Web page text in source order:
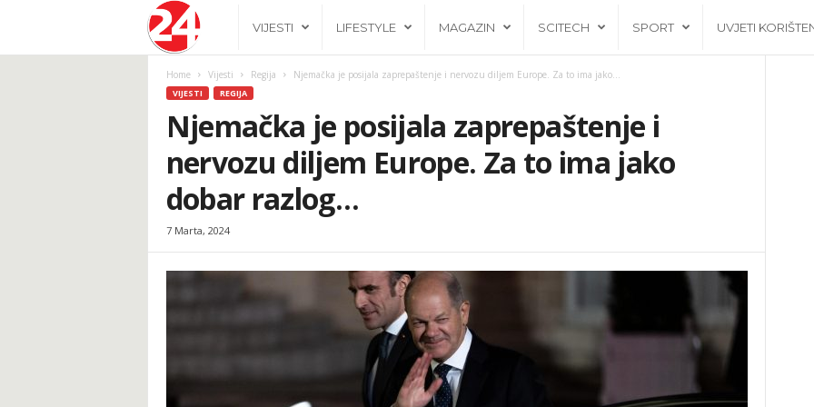
.
b
a
VIJESTI LIFESTYLE MAGAZIN SCITECH SPORT UVJETI
Home Vijesti Regija Njemačka je posijala zaprepaštenje i nervozu diljem Europe. Za to ima jako...
VIJESTI REGIJA
Njemačka je posijala zaprepaštenje i
nervozu diljem Europe. Za to ima jako
dobar razlog…
7 Marta, 2024